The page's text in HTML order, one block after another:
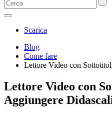
Scarica
Blog
Come fare
Lettore Video con
Lettore Video con
Aggiungere